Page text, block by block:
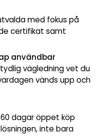
med fokus på
certifikat samt
användbar
vägledning vet du
vänds upp och
dagar öppet köp
inte bara